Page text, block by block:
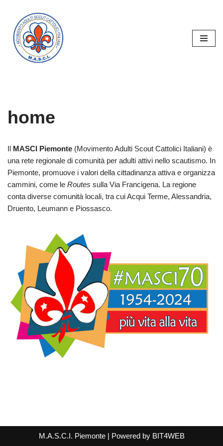
Vai
contenuto
home
Il MASCI Piemonte (Movimento Adulti Scout Cattolici Italiani) è
una rete regionale di comunità per adulti attivi nello scautismo. In
Piemonte, promuove i valori della cittadinanza attiva e organizza
cammini, come le Routes sulla Via Francigena. La regione
conta diverse comunità locali, tra cui Acqui Terme, Alessandria,
Druento, Leumann e Piossasco.
M.A.S.C.I. Piemonte| Powered by BIT4WEB